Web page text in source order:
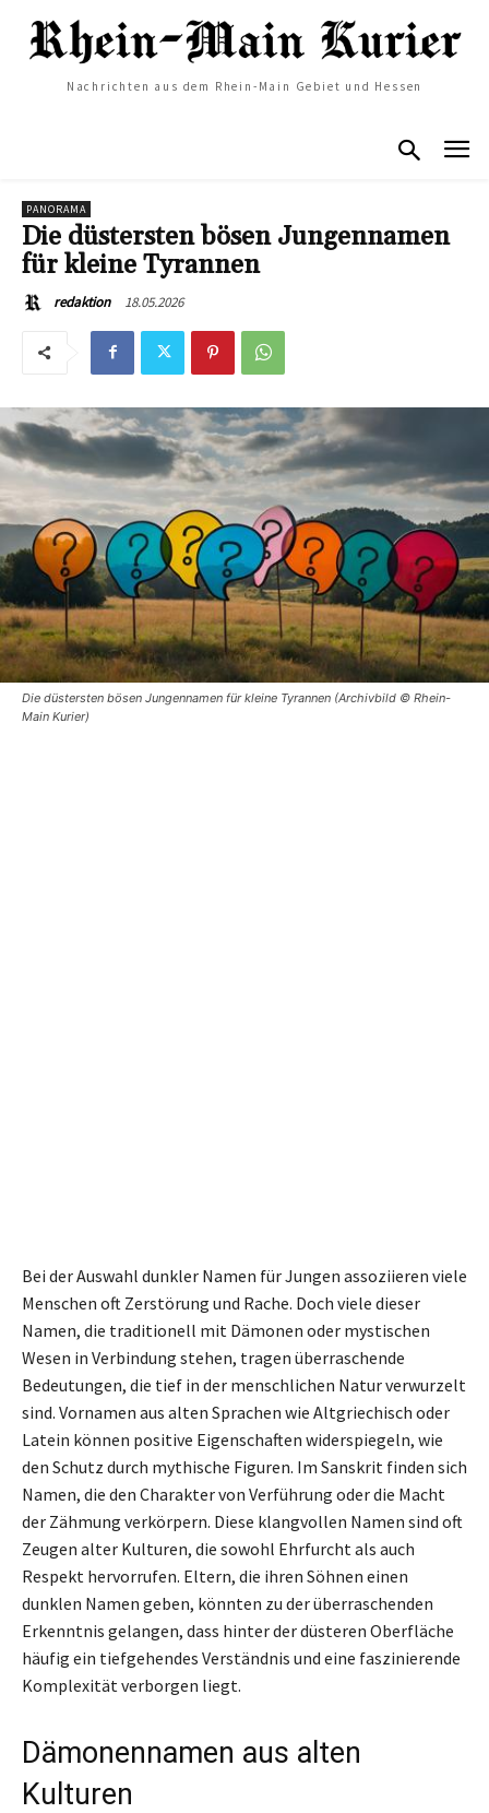
Nachrichten aus dem Rhein-Main Gebiet und Hessen
PANORAMA
Die düstersten bösen Jungennamen
für kleine Tyrannen
redaktion 18.05.2026
Die düstersten bösen Jungennamen für kleine Tyrannen (Archivbild © Rhein-
Main Kurier)
Bei der Auswahl dunkler Namen für Jungen assoziieren viele
Menschen oft Zerstörung und Rache. Doch viele dieser
Namen, die traditionell mit Dämonen oder mystischen
Wesen in Verbindung stehen, tragen überraschende
Bedeutungen, die tief in der menschlichen Natur verwurzelt
sind. Vornamen aus alten Sprachen wie Altgriechisch oder
Latein können positive Eigenschaften widerspiegeln, wie
den Schutz durch mythische Figuren. Im Sanskrit finden sich
Namen, die den Charakter von Verführung oder die Macht
der Zähmung verkörpern. Diese klangvollen Namen sind oft
Zeugen alter Kulturen, die sowohl Ehrfurcht als auch
Respekt hervorrufen. Eltern, die ihren Söhnen einen
dunklen Namen geben, könnten zu der überraschenden
Erkenntnis gelangen, dass hinter der düsteren Oberfläche
häufig ein tiefgehendes Verständnis und eine faszinierende
Komplexität verborgen liegt.
Dämonennamen aus alten
Kulturen